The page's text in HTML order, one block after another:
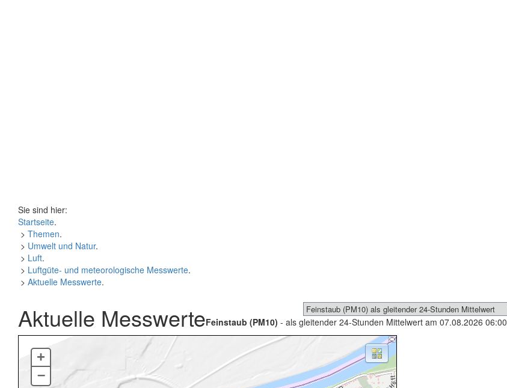
Sie sind hier:
Startseite.
> Themen.
> Umwelt und Natur.
> Luft.
> Luftgüte- und meteorologische Messwerte.
> Aktuelle Messwerte.
Aktuelle MesswerteFeinstaub (PM10) - als gleitender 24-Stunden Mittelwert am 07.08.2026 06:00
+
–